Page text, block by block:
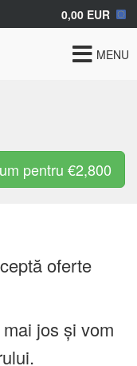
0,00 EUR
Toggle
MENU
pentru €2,800
oferte
jos și vom